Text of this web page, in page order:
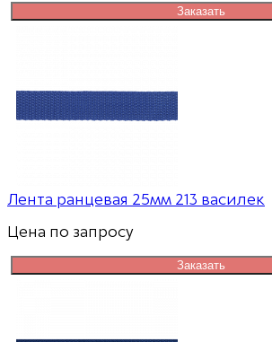
Заказать
Лента ранцевая 25мм 213 василек
Цена по запросу
Заказать